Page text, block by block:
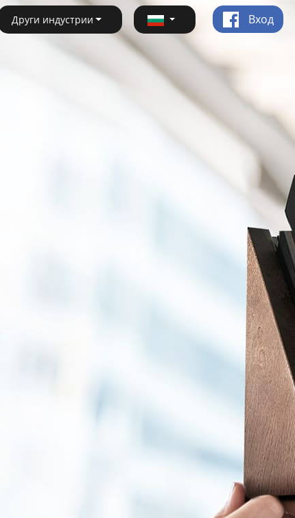
Други индустрии Вход